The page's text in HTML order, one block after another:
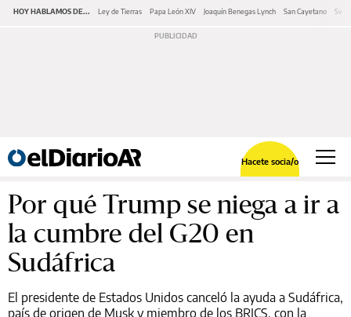
HOY HABLAMOS DE... Ley de Tierras Papa León XIV Joaquín Benegas Lynch San Cayetano
Hacete socia/o
Por qué Trump se niega a ir a
la cumbre del G20 en
Sudáfrica
El presidente de Estados Unidos canceló la ayuda a Sudáfrica,
país de origen de Musk y miembro de los BRICS, con la